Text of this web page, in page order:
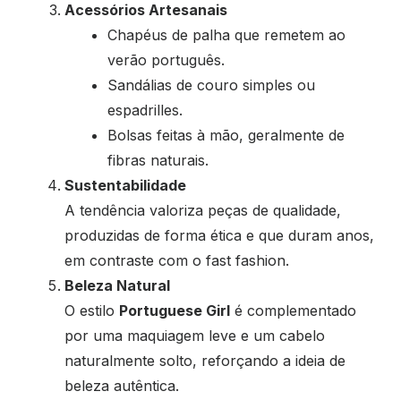
Acessórios Artesanais
Chapéus de palha que remetem ao
verão português.
Sandálias de couro simples ou
espadrilles.
Bolsas feitas à mão, geralmente de
fibras naturais.
Sustentabilidade
A tendência valoriza peças de qualidade,
produzidas de forma ética e que duram anos,
em contraste com o fast fashion.
Beleza Natural
O estilo Portuguese Girl é complementado
por uma maquiagem leve e um cabelo
naturalmente solto, reforçando a ideia de
beleza autêntica.